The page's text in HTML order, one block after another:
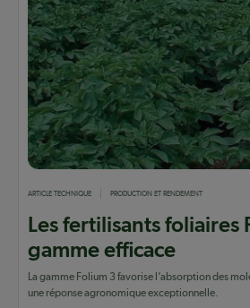
ARTICLE TECHNIQUE PRODUCTION ET RENDEMENT
Les fertilisants foliaires
gamme efficace
La gamme Folium 3 favorise l’absorption des
une réponse agronomique exceptionnelle.